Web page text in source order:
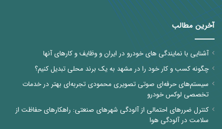
آخرین مطالب
آشنایی با نمایندگی های خودرو در ایران و وظایف و کارهای آنها
چگونه کسب و کار خود را در مشهد به یک برند محلی تبدیل کنیم؟
سیستم‌های حرفه‌ای صوتی تصویری محمودی تجربه‌ای بهتر در خدمات
تخصصی لوکس خودرو
کنترل ضررهای احتمالی از آلودگی شهرهای صنعتی: راهکارهای حفاظت از
سلامت در آلودگی هوا